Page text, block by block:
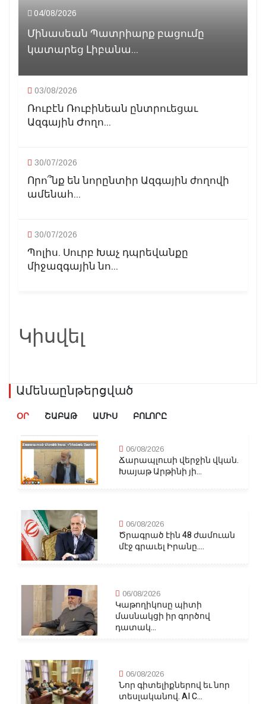
04/08/2026
Մինասեան Պատրիարք բացումը
կատարեց Լիբանա...
03/08/2026
Ռուբէն Ռուբինեան ընտրուեցաւ
Ազգային Ժողո...
30/07/2026
Որո՞նք են նորընտիր Ազգային ժողովի
ամենահ...
30/07/2026
Պոլիս. Սուրբ Խաչ դպրեվանքը
միջազգային նո...
Կիսվել
Ամենաընթերցված
ՕՐ ՇԱԲԱԹ ԱՄԻՍ ԲՈԼՈՐԸ
06/08/2026
Ճարապլուսի վերջին վկան.
Խայաթ Արթինի յի...
06/08/2026
Ծրագրած էին 48 ժամուան
մէջ գրաւել Իրանը....
06/08/2026
Կաթողիկոսը պիտի
մասնակցի իր գործով
դատակ...
06/08/2026
Նոր գիտելիքներով եւ նոր
տեսլականով. AI C...